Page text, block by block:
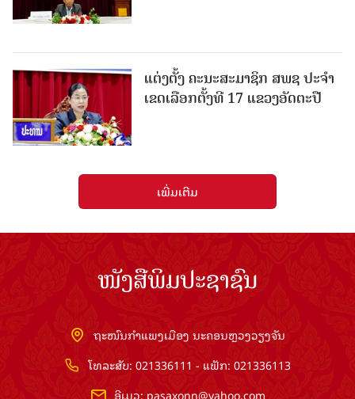
ແຕ່ງຕັ້ງ ຄະນະສະມາຊິກ ສພຊ ປະຈຳ
ເຂດເລືອກຕັ້ງທີ 17 ແຂວງອັດຕະປື
ເພີ່ມເຕີມ
ໜັງສືພິມປະຊາຊົນ
ຖະໜົນກຳແພງເມືອງ ນະຄອນຫຼວງວຽງຈັນ
ໂທລະສັບ: 021336111 - ແຟັກ: 021336113
ອີເມວ: pasaxonn@yahoo.com